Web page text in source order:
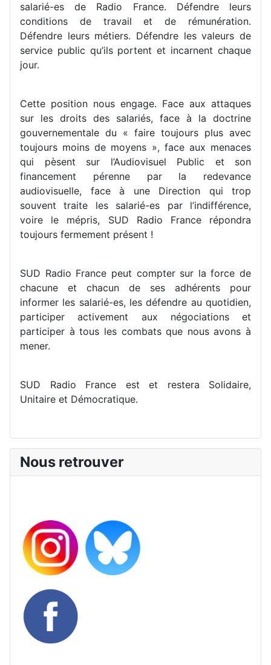
salarié-es de Radio France. Défendre leurs
conditions de travail et de rémunération.
Défendre leurs métiers. Défendre les valeurs de
service public qu’ils portent et incarnent chaque
jour.
Cette position nous engage. Face aux attaques
sur les droits des salariés, face à la doctrine
gouvernementale du « faire toujours plus avec
toujours moins de moyens », face aux menaces
qui pèsent sur l’Audiovisuel Public et son
financement pérenne par la redevance
audiovisuelle, face à une Direction qui trop
souvent traite les salarié-es par l’indifférence,
voire le mépris, SUD Radio France répondra
toujours fermement présent !
SUD Radio France peut compter sur la force de
chacune et chacun de ses adhérents pour
informer les salarié-es, les défendre au quotidien,
participer activement aux négociations et
participer à tous les combats que nous avons à
mener.
SUD Radio France est et restera Solidaire,
Unitaire et Démocratique.
Nous retrouver